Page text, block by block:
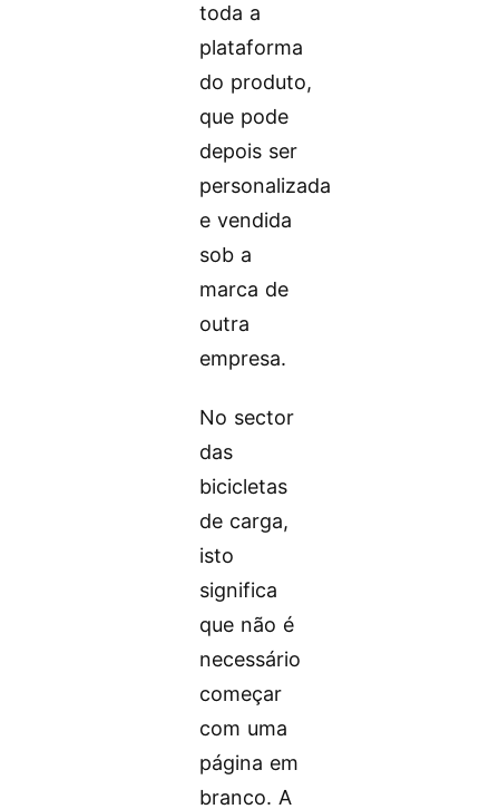
toda a
plataforma
do produto,
que pode
depois ser
personalizada
e vendida
sob a
marca de
outra
empresa.
No sector
das
bicicletas
de carga,
isto
significa
que não é
necessário
começar
com uma
página em
branco. A